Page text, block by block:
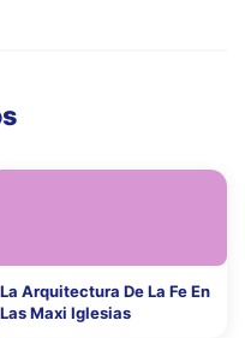
La Arquitectura De La Fe En
Las Maxi Iglesias